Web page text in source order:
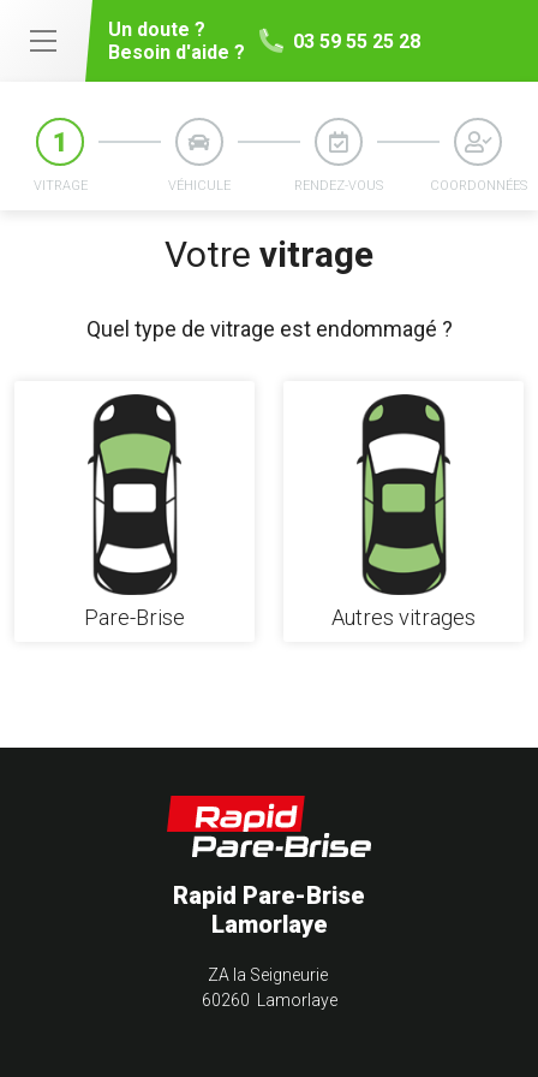
Un doute ?
Besoin d'aide ?
03 59 55 25 28
Votre vitrage
VITRAGE VÉHICULE RENDEZ-VOUS COORDONNÉES
Quel type de vitrage est endommagé ?
Pare-Brise Autres vitrages
Rapid Pare-Brise
Lamorlaye
ZA la Seigneurie
60260 Lamorlaye